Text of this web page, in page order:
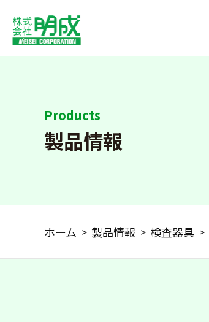
Products
製品情報
ホーム 製品情報 検査器具